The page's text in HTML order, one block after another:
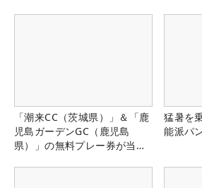
「潮来CC（茨城県）」＆「鹿
児島ガーデンGC（鹿児島
県）」の無料プレー券が当た
猛暑を
能派パ